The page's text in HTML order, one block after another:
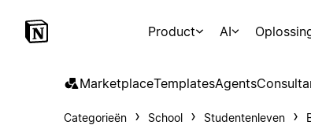
Product AI
MarketplaceTemplatesAgents
Categorieën School Studentenleven